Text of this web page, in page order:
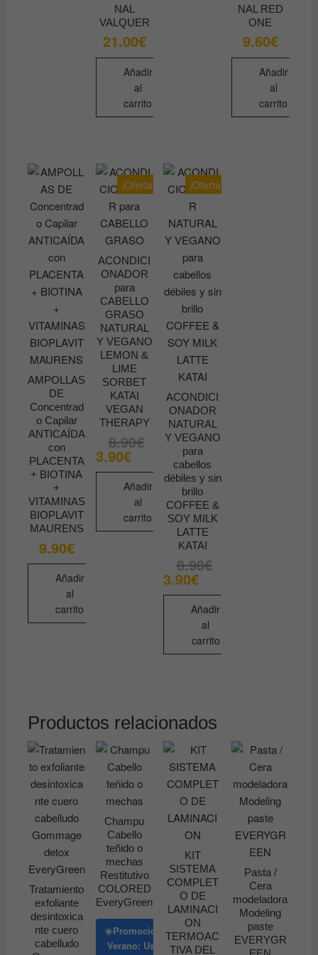
NAL
VALQUER
21.00€
Añadir
al
carrito
NAL RED
ONE
9.60€
Añadir
al
carrito
AMPOLLAS
DE
Concentrad
o Capilar
ANTICAÍDA
con
PLACENTA
+ BIOTINA
+
VITAMINAS
BIOPLAVIT
MAURENS
9.90€
Añadir
al
carrito
¡Oferta!
ACONDICI
ONADOR
para
CABELLO
GRASO
NATURAL
Y VEGANO
LEMON &
LIME
SORBET
KATAI
VEGAN
THERAPY
8.90€El
precio
original
era:
8.90€.
3.90€
El
precio
es:
3.90€.
Añadir
al
carrito
¡Oferta!
ACONDICI
ONADOR
NATURAL
Y VEGANO
para
cabellos
débiles y sin
brillo
COFFEE &
SOY MILK
LATTE
KATAI
8.90€El
precio
era:
8.90€.
3.90€
El
precio
es:
3.90€.
Añadir
al
carrito
Productos relacionados
Tratamiento
exfoliante
desintoxica
nte cuero
cabelludo
Champu
Cabello
teñido o
mechas
Restitutivo
COLORED
EveryGreen
☀️Promoción
Verano: Usa
KIT
SISTEMA
COMPLET
O DE
LAMINACI
ON
TERMOAC
TIVA DEL
Pasta /
Cera
modeladora
Modeling
paste
EVERYGR